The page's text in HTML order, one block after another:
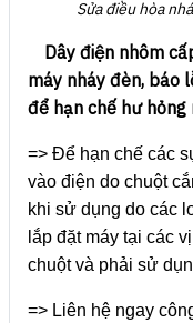
Sửa điều hòa
Dây điện nhôm
máy nháy đèn, báo
để hạn chế hư hỏng
=> Để hạn chế các
vào điện do chuột
khi sử dụng do các
lắp đặt máy tại các
chuột và phải sử
=> Liên hệ ngay